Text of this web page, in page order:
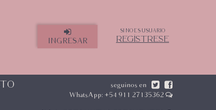
INGRESAR
SI NO ES USUARIO
REGÍSTRESE
seguinos en
WhatsApp: +54 911 27135362